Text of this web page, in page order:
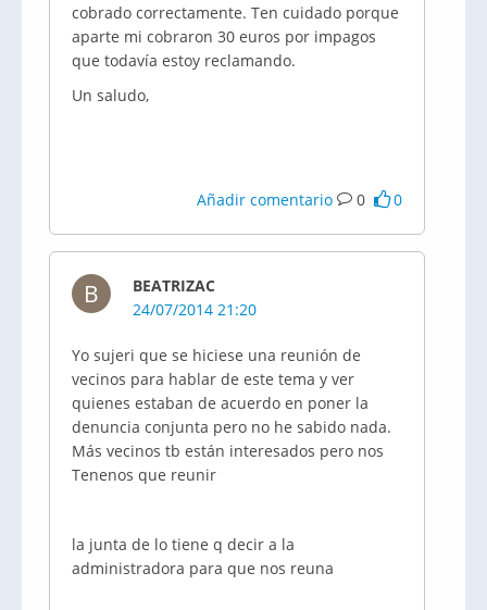
cobrado correctamente. Ten cuidado porque
aparte mi cobraron 30 euros por impagos
que todavía estoy reclamando.
Un saludo,
Añadir comentario 0 0
B
BEATRIZAC
24/07/2014 21:20
Yo sujeri que se hiciese una reunión de
vecinos para hablar de este tema y ver
quienes estaban de acuerdo en poner la
denuncia conjunta pero no he sabido nada.
Más vecinos tb están interesados pero nos
Tenenos que reunir
la junta de lo tiene q decir a la
administradora para que nos reuna